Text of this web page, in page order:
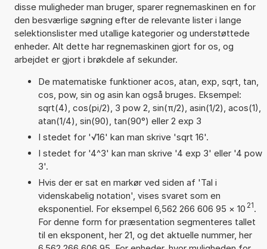
disse muligheder man bruger, sparer regnemaskinen en for
den besværlige søgning efter de relevante lister i lange
selektionslister med utallige kategorier og understøttede
enheder. Alt dette har regnemaskinen gjort for os, og
arbejdet er gjort i brøkdele af sekunder.
De matematiske funktioner acos, atan, exp, sqrt, tan,
cos, pow, sin og asin kan også bruges. Eksempel:
sqrt(4), cos(pi/2), 3 pow 2, sin(π/2), asin(1/2), acos(1),
atan(1/4), sin(90), tan(90°) eller 2 exp 3
I stedet for '√16' kan man skrive 'sqrt 16'.
I stedet for '4^3' kan man skrive '4 exp 3' eller '4 pow
3'.
Hvis der er sat en markør ved siden af 'Tal i
videnskabelig notation', vises svaret som en
eksponentiel. For eksempel 6,562 266 606 95 × 10 21.
For denne form for præsentation segmenteres tallet
til en eksponent, her 21, og det aktuelle nummer, her